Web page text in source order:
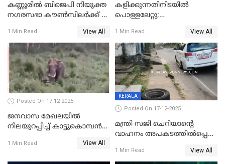
കണ്ണൂരിൽ ബിജെപി നിയുക്ത
നഗരസഭാ കൗൺസിലർക്ക് 36
1 Min Read View All
കളിക്കുന്നതിനിടയിൽ
പൊള്ളലേറ്റു;
ക്ലാസ് വിദ്യാർത്ഥിനി മരിച്ചു
1 Min Read View All
Posted On 17-12-2025
ജനവാസ മേഖലയില്‍
നിലയുറപ്പിച്ച് കാട്ടുകൊമ്പന്‍
1 Min Read View All
KERALA
Posted On 17-12-2025
മന്ത്രി സജി ചെറിയാന്റെ
വാഹനം അപകടത്തിൽപ്പെട്ടു;
രക്ഷപ്പെട്ടത് തലനാരിടയ്ക്ക്
1 Min Read View All